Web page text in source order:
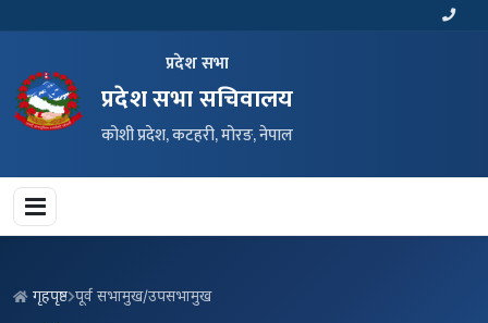
प्रदेश सभा
प्रदेश सभा सचिवालय
कोशी प्रदेश, कटहरी, मोरङ, नेपाल
गृहपृष्ठ पूर्व सभामुख/उपसभामुख